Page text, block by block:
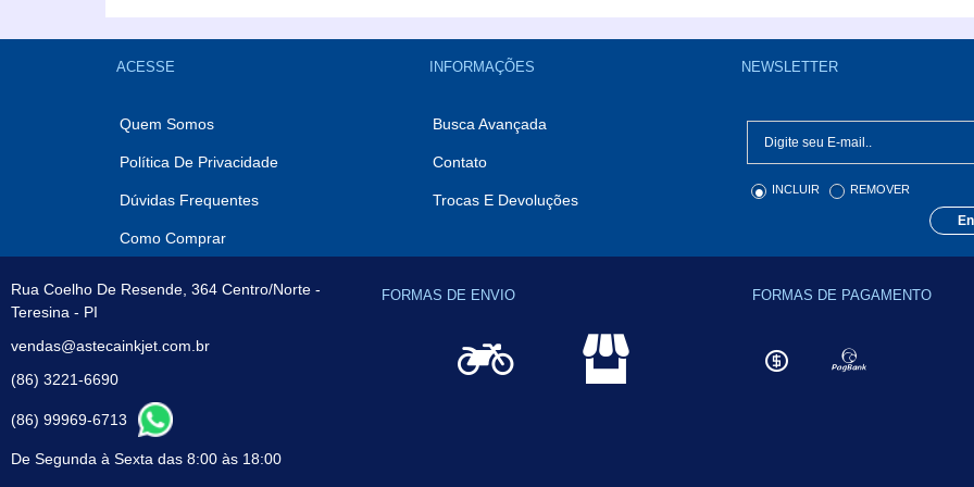
ACESSE
Quem Somos
Política De Privacidade
Dúvidas Frequentes
Como Comprar
INFORMAÇÕES
Busca Avançada
Contato
Trocas E Devoluções
NEWSLETTER
INCLUIR REMOVER
Rua Coelho De Resende, 364 Centro/Norte -
Teresina - PI
vendas@astecainkjet.com.br
(86) 3221-6690
(86) 99969-6713
De Segunda à Sexta das 8:00 às 18:00
FORMAS DE ENVIO FORMAS DE PAGAMENTO